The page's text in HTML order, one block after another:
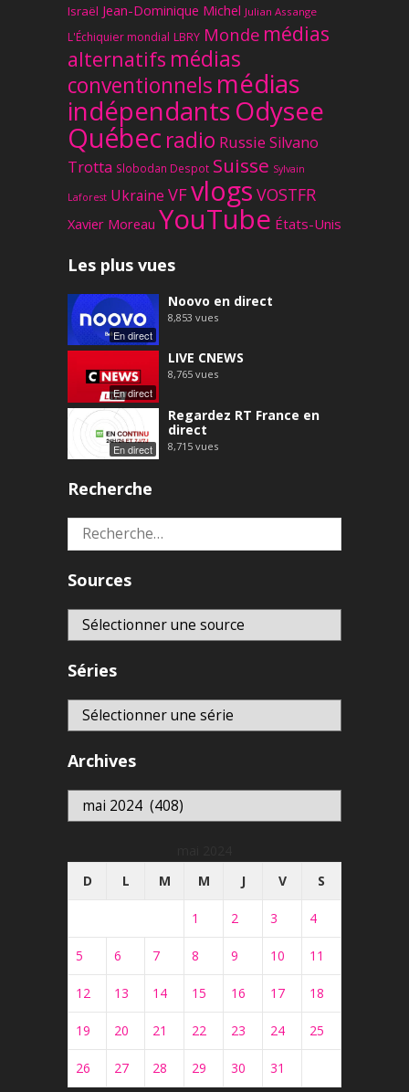
Israël Jean-Dominique Michel Julian Assange
L'Échiquier mondial LBRY Monde médias
alternatifs médias
conventionnels médias
indépendantsOdysee
Québec radio Russie Silvano
Trotta Slobodan Despot Suisse Sylvain
Laforest Ukraine VFvlogs VOSTFR
Xavier Moreau YouTube États-Unis
Les plus vues
En direct
Noovo en direct
8,853 vues
En direct
LIVE CNEWS
8,765 vues
En direct
Regardez RT France en
direct
8,715 vues
Recherche
Rechercher :
Sources
Séries
Archives
Archives
D
L M M J V S
1 2 3 4
5 6 7 8 9 10 11
12 13 14 15 16 17 18
19 20 21 22 23 24 25
26 27 28 29 30
31